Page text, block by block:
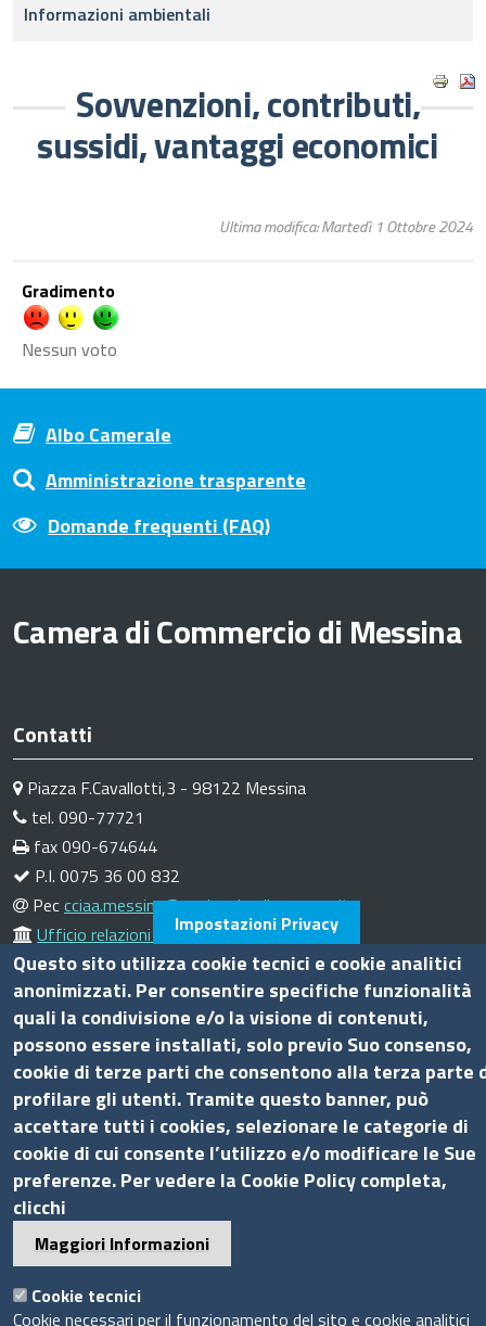
Informazioni ambientali
Sovvenzioni, contributi,
sussidi, vantaggi economici
Ultima modifica: Martedì 1 Ottobre 2024
Gradimento
Nessun voto
Albo Camerale
Amministrazione trasparente
Domande frequenti (FAQ)
Camera di Commercio di Messina
Contatti
Piazza F.Cavallotti,3 - 98122 Messina
tel. 090-77721
fax 090-674644
P.I. 0075 36 00 832
Peccciaa.messina@me.legalmail.camcom.it
Ufficio relazioni con il pubblico
Amministrazione trasparente
Bandi di gara
Bilanci
Concorsi e selezioni
Procedimenti
Provvedimenti
Seguici su
Sito web
Impostazioni Privacy
Questo sito utilizza cookie tecnici e cookie analitici
anonimizzati. Per consentire specifiche funzionalità
quali la condivisione e/o la visione di contenuti,
possono essere installati, solo previo Suo consenso,
cookie di terze parti che consentono alla terza parte
profilare gli utenti. Tramite questo banner, può
accettare tutti i cookies, selezionare le categorie di
cookie di cui consente l’utilizzo e/o modificare le Sue
preferenze. Per vedere la Cookie Policy completa,
clicchi
Maggiori Informazioni
Cookie tecnici
Cookie necessari per il funzionamento del sito e cookie analitici